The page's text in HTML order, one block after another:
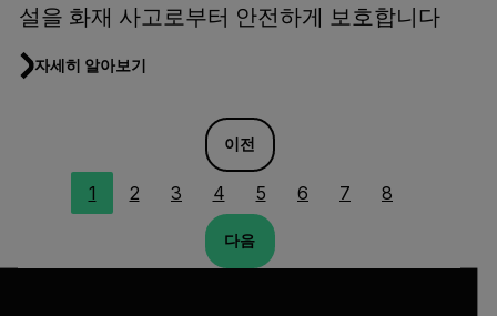
설을 화재 사고로부터 안전하게 보호합니다
자세히 알아보기
이전
1 2 3 4 5 6 7 8
다음